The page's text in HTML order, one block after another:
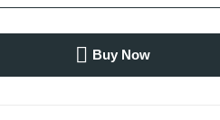
Buy Now